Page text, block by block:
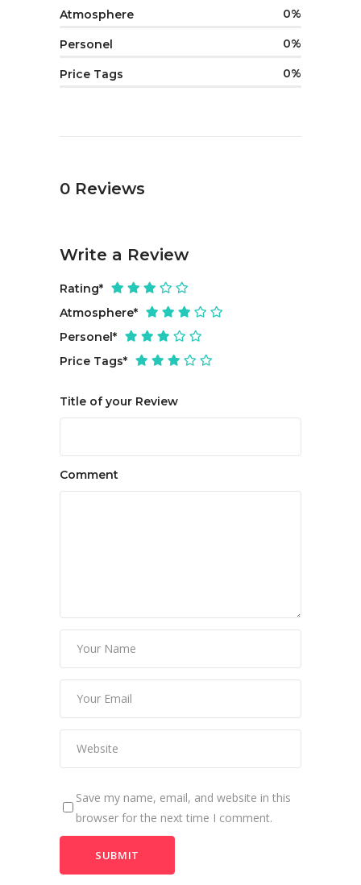
Atmosphere 0
Personel 0
Price Tags 0
0 Reviews
Write a Review
Rating*
Atmosphere*
Personel*
Price Tags*
Title of your Review
Comment
Save my name, email, and website in this
browser for the next time I comment.